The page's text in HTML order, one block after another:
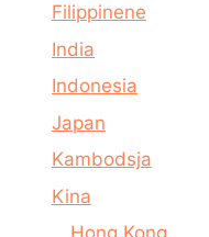
Filippinene
India
Indonesia
Japan
Kambodsja
Kina
Hong Kong